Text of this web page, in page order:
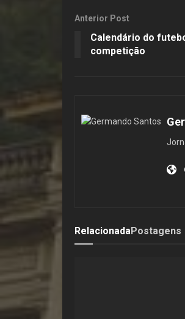
Anterior Post
Calendário do
competição
RelacionadaPostagens